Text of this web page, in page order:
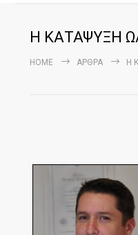
Η ΚΑΤΑΨΥΞΗ
HOME ΆΡΘΡΑ Η